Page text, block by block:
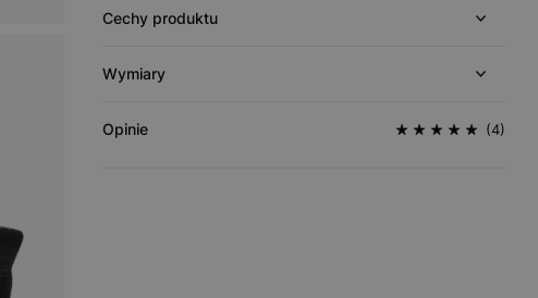
Cechy produktu
Wymiary
Opinie (4)